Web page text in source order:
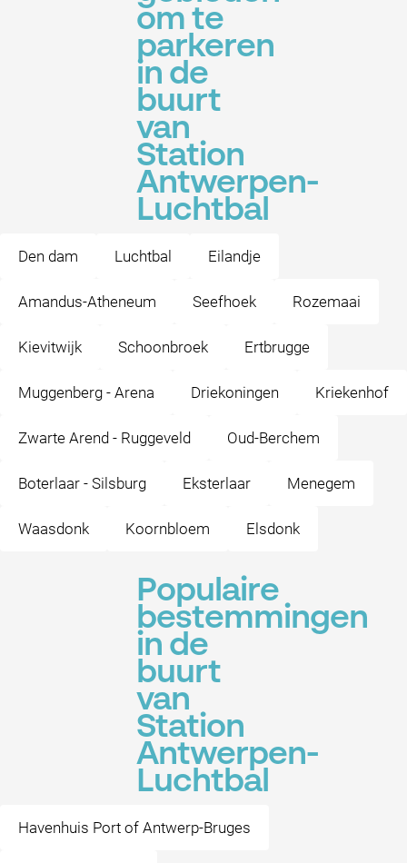
om te
parkeren
in de
buurt
van
Station
Antwerpen-
Luchtbal
Den dam Luchtbal Eilandje
Amandus-Atheneum Seefhoek Rozemaai
Kievitwijk Schoonbroek Ertbrugge
Muggenberg - Arena Driekoningen Kriekenhof
Zwarte Arend - Ruggeveld Oud-Berchem
Boterlaar - Silsburg Eksterlaar Menegem
Waasdonk Koornbloem Elsdonk
Populaire
bestemmingen
in de
buurt
van
Station
Antwerpen-
Luchtbal
Havenhuis Port of Antwerp-Bruges